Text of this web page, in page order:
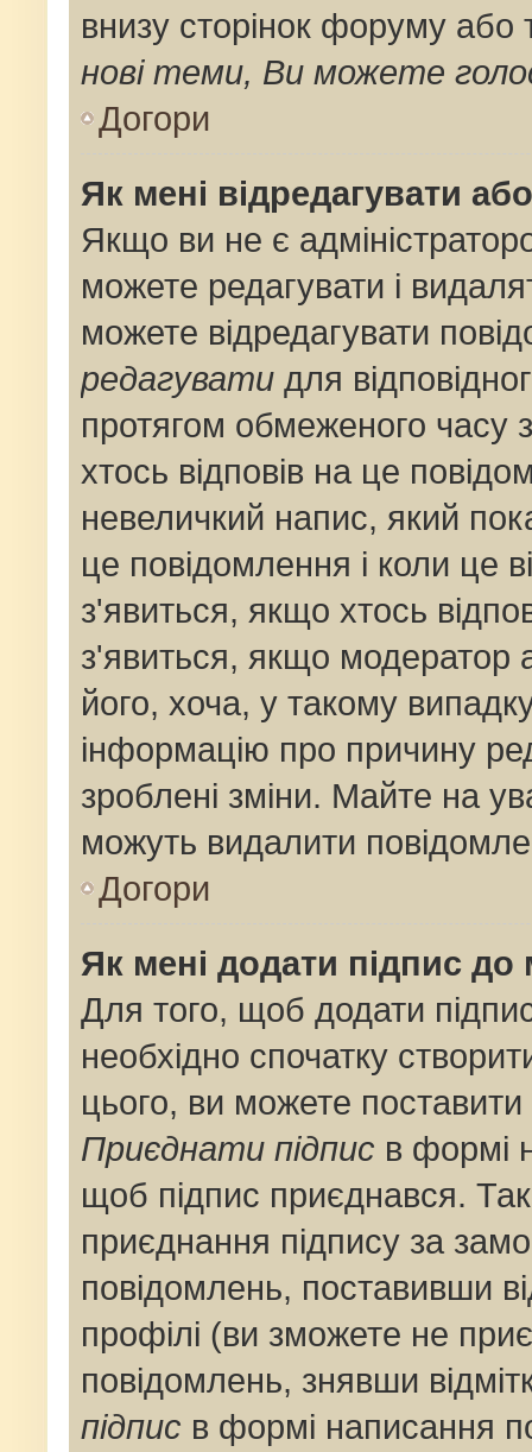
внизу сторінок форуму або
нові теми, Ви можете
Догори
Як мені відредагувати
Якщо ви не є
можете редагувати і
можете відредагувати
редагувати для
протягом обмеженого
хтось відповів на це
невеличкий напис, який
це повідомлення і коли це
з'явиться, якщо хтось
з'явиться, якщо модератор
його, хоча, у такому
інформацію про причину
зроблені зміни. Майте на
можуть видалити
Догори
Як мені додати підпис
Для того, щоб додати
необхідно спочатку
цього, ви можете
Приєднати підпис в формі
щоб підпис приєднався.
приєднання підпису за
повідомлень, поставивши
профілі (ви зможете не
повідомлень, знявши
підпис в формі написання